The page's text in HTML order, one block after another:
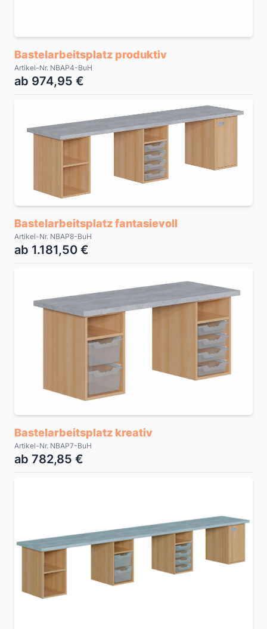
Bastelarbeitsplatz produktiv
Artikel-Nr. NBAP4-BuH
ab 974,95 €
Bastelarbeitsplatz fantasievoll
Artikel-Nr. NBAP8-BuH
ab 1.181,50 €
Bastelarbeitsplatz kreativ
Artikel-Nr. NBAP7-BuH
ab 782,85 €